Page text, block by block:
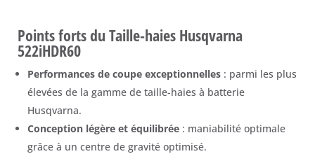
Points forts du Taille-haies Husqvarna
522iHDR60
Performances de coupe exceptionnelles : parmi les plus
élevées de la gamme de taille-haies à batterie
Husqvarna.
Conception légère et équilibrée : maniabilité optimale
grâce à un centre de gravité optimisé.